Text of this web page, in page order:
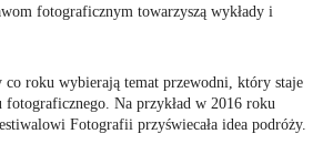
fotograficznym towarzyszą wykłady i
co roku wybierają temat przewodni, który staje
Na przykład w 2016 roku
Fotografii przyświecała idea podróży.